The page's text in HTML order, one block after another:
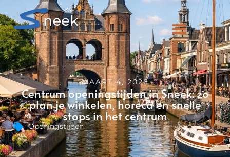
MAART 4, 2026
Centrum openingstijden in Sneek: zo
plan je winkelen, horeca en snelle
stops in het centrum
Openingstijden